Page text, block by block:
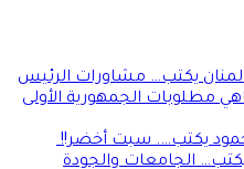
يكتب… مشاورات الرئيس
مطلوبات الجمهورية الأولى
يكتب…. سبت أخضر!!
الجامعات والجودة